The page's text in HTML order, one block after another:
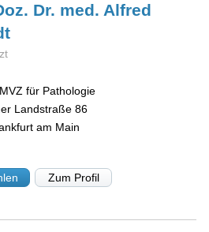
Dr. med. Alfred
für Pathologie
Landstraße 86
am Main
Zum Profil